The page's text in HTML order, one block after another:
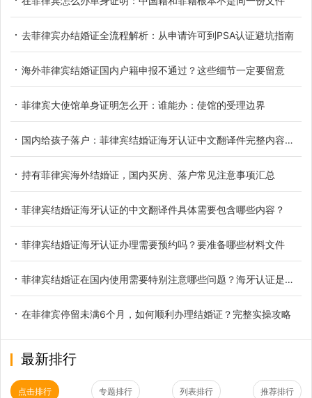
去菲律宾办结婚证全流程解析：从申请许可到PSA认证避坑指南
海外菲律宾结婚证国内户籍申报不通过？这些细节一定要留意
菲律宾大使馆单身证明怎么开：谁能办：使馆的受理边界
国内给孩子落户：菲律宾结婚证海牙认证中文翻译件完整内容详解
持有菲律宾海外结婚证，国内买房、落户常见注意事项汇总
菲律宾结婚证海牙认证的中文翻译件具体需要包含哪些内容？
菲律宾结婚证海牙认证办理需要预约吗？要准备哪些材料文件
菲律宾结婚证在国内使用需要特别注意哪些问题？海牙认证是必备环节
在菲律宾停留未满6个月，如何顺利办理结婚证？完整实操攻略
最新排行
点击排行 专题排行 列表排行 推荐排行